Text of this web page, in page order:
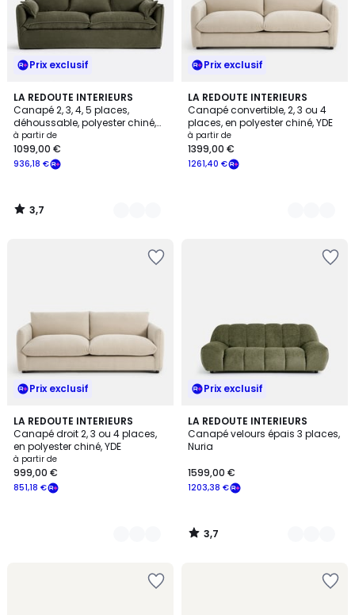
Prix exclusif
LA REDOUTE INTERIEURS
Canapé 2, 3, 4, 5 places,
déhoussable, polyester chiné,
ODNA
à partir de
936,18 €
1099,00 €
3,7
/ 5
9
Couleurs
3,7
/
Prix exclusif
LA REDOUTE INTERIEURS
Canapé convertible, 2, 3 ou 4
places, en polyester chiné, YDE
à partir de
1261,40 €
1399,00 €
5
Couleurs
Prix exclusif
LA REDOUTE INTERIEURS
Canapé droit 2, 3 ou 4 places,
en polyester chiné, YDE
à partir de
851,18 €
999,00 €
5
Couleurs
Prix exclusif
LA REDOUTE INTERIEURS
Canapé velours épais 3 places,
Nuria
1203,38 €
1599,00 €
3,7
/ 5
6
Couleurs
3,7
/